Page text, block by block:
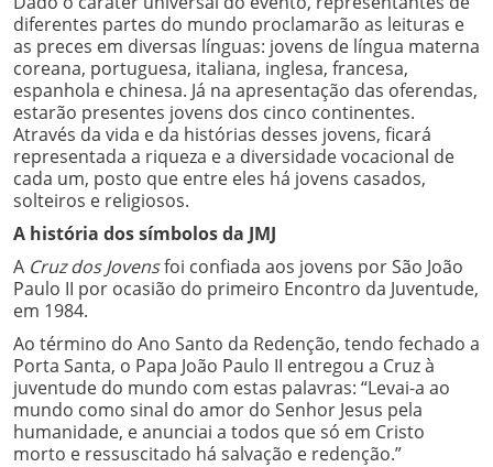
diferentes partes do mundo proclamarão as leituras e
as preces em diversas línguas: jovens de língua materna
coreana, portuguesa, italiana, inglesa, francesa,
espanhola e chinesa. Já na apresentação das oferendas,
estarão presentes jovens dos cinco continentes.
Através da vida e da histórias desses jovens, ficará
representada a riqueza e a diversidade vocacional de
cada um, posto que entre eles há jovens casados,
solteiros e religiosos.
A história dos símbolos da JMJ
A Cruz dos Jovensfoi confiada aos jovens por São João
Paulo II por ocasião do primeiro Encontro da Juventude,
em 1984.
Ao término do Ano Santo da Redenção, tendo fechado a
Porta Santa, o Papa João Paulo II entregou a Cruz à
juventude do mundo com estas palavras: “Levai-a ao
mundo como sinal do amor do Senhor Jesus pela
humanidade, e anunciai a todos que só em Cristo
morto e ressuscitado há salvação e redenção.”